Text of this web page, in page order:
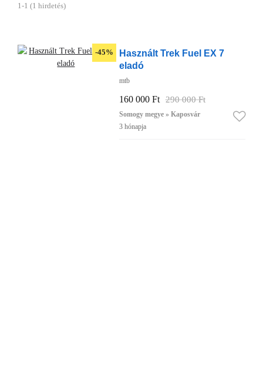
1-1 (1 hirdetés)
-45%
Használt Trek Fuel EX 7
eladó
mtb
160 000 Ft 290 000 Ft
Somogy megye » Kaposvár
3 hónapja